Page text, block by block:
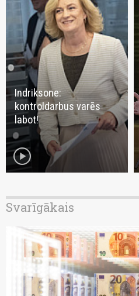
Indriksone:
kontroldarbus varēs
labot!
play_circle
Svarīgākais